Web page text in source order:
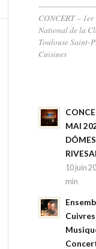
CONCERT – 1er
National de la
Toulouse Saint-
Cuisines
MAI
10 juin
min